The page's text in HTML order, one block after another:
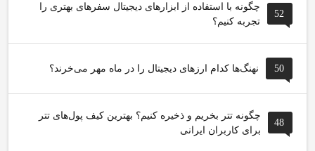
52
چگونه با استفاده از ابزارهای دیجیتال سفرهای بهتری را
تجربه کنیم؟
50 نهنگ‌ها کدام ارزهای دیجیتال را در ماه مهر می‌خرند؟
48
چگونه تتر بخریم و ذخیره کنیم؟ بهترین کیف پول‌های تتر
برای کاربران ایرانی